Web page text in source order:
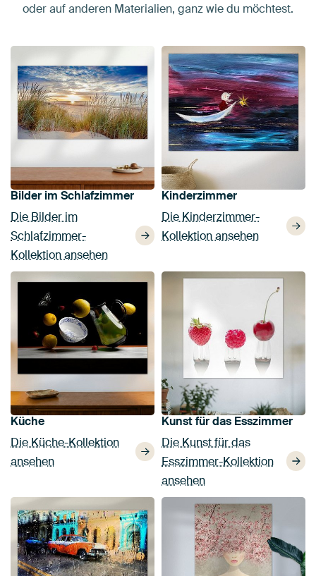
oder auf anderen Materialien, ganz wie du möchtest.
Bilder im Schlafzimmer
Die Bilder im
Schlafzimmer-
Kollektion ansehen
Kinderzimmer
Die Kinderzimmer-
Kollektion ansehen
Küche
Die Küche-Kollektion
ansehen
Kunst für das Esszimmer
Die Kunst für das
Esszimmer-Kollektion
ansehen